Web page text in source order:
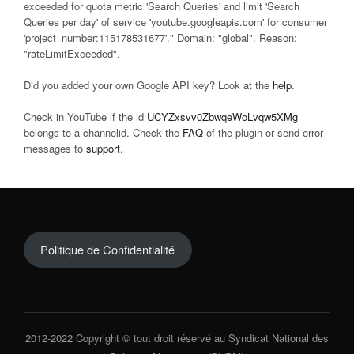
exceeded for quota metric 'Search Queries' and limit 'Search
Queries per day' of service 'youtube.googleapis.com' for consumer
'project_number:115178531677'." Domain: "global". Reason:
"rateLimitExceeded".
Did you added your own Google API key? Look at the help.
Check in YouTube if the id UCYZxsvv0ZbwqeWoLvqw5XMg
belongs to a channelid. Check the FAQ of the plugin or send error
messages to support.
Politique de Confidentialité
2012-2022 Copyright © tout droit réservé au Syndicat National des